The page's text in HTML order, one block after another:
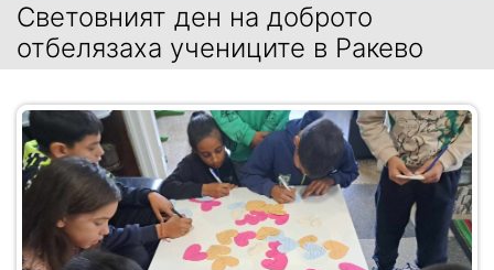
Световният ден на доброто
отбелязаха учениците в Ракево